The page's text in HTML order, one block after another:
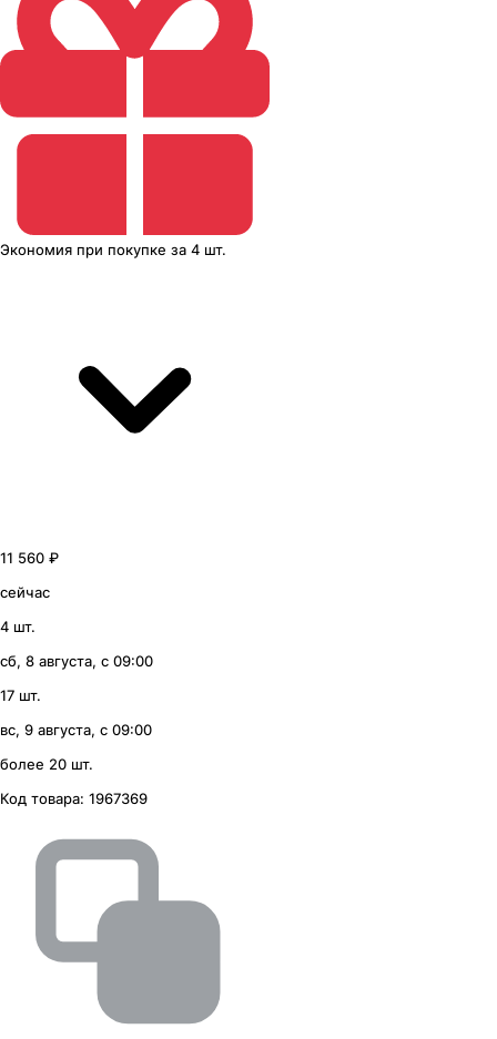
Экономия при покупке за 4 шт.
11 560 ₽
сейчас
4 шт.
сб, 8 августа, с 09:00
17 шт.
вс, 9 августа, с 09:00
более 20 шт.
Код товара: 1967369